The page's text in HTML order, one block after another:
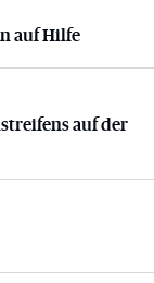
auf Hilfe
auf Hilfe
auf der A3
auf der